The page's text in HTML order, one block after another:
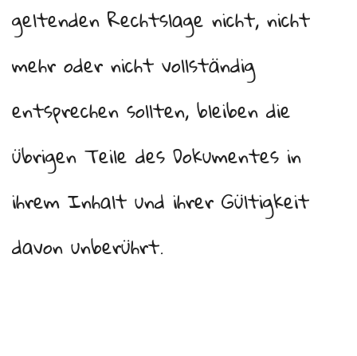
geltenden Rechtslage nicht, nicht
mehr oder nicht vollständig
entsprechen sollten, bleiben die
übrigen Teile des Dokumentes in
ihrem Inhalt und ihrer Gültigkeit
davon unberührt.